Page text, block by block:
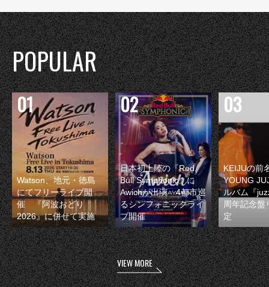
POPULAR
Watson、地元・徳島
にてフリーライブ開
催 『阿波おどり
2026』に併せて実施
日本初上陸の『Red
Bull Symphonic』に
Awichが出演 4都市巡
るシンフォニックライ
ブ開催
KEIJUの前
YOUNG
ルバム『
周年記念盤
定
VIEW MORE